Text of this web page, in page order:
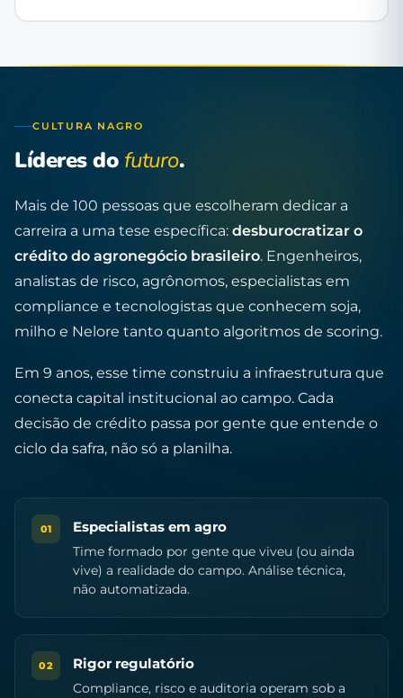
CULTURA NAGRO
Líderes do futuro.
Mais de 100 pessoas que escolheram dedicar a
carreira a uma tese específica: desburocratizar o
crédito do agronegócio brasileiro. Engenheiros,
analistas de risco, agrônomos, especialistas em
compliance e tecnologistas que conhecem soja,
milho e Nelore tanto quanto algoritmos de scoring.
Em 9 anos, esse time construiu a infraestrutura que
conecta capital institucional ao campo. Cada
decisão de crédito passa por gente que entende o
ciclo da safra, não só a planilha.
01 Especialistas em agro
Time formado por gente que viveu (ou ainda
vive) a realidade do campo. Análise técnica,
não automatizada.
02 Rigor regulatório
Compliance, risco e auditoria operam sob a